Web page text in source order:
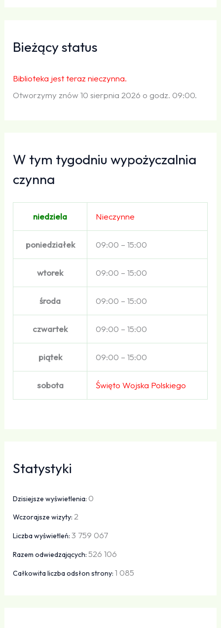
Bieżący status
Biblioteka jest teraz nieczynna.
Otworzymy znów 10 sierpnia 2026 o godz. 09:00.
W tym tygodniu wypożyczalnia
czynna
niedziela Nieczynne
poniedziałek 09:00 – 15:00
wtorek 09:00 – 15:00
środa 09:00 – 15:00
czwartek 09:00 – 15:00
piątek 09:00 – 15:00
sobota Święto Wojska Polskiego
Statystyki
Dzisiejsze wyświetlenia: 0
Wczorajsze wizyty:2
Liczba wyświetleń:3 759 067
Razem odwiedzających:526 106
Całkowita liczba odsłon strony:1 085